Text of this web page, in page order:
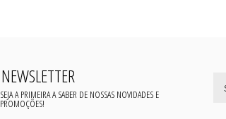
NEWSLETTER
SEJA A PRIMEIRA A SABER DE NOSSAS NOVIDADES E
PROMOÇÕES!